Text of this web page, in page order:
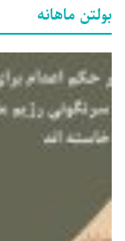
بولتن ماهانه